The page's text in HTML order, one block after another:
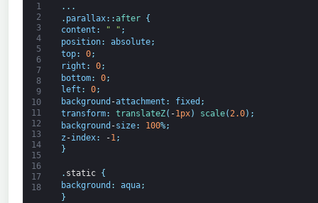
1
2
3
4
5
6
7
8
9
10
11
12
13
14
15
16
17
18
. . .
. parallax: :after
{
content : " " ;
position: absolute;
top: 0;
right : 0;
bottom: 0;
left : 0;
background -attachment : fixed ;
transform: translateZ( -1px) scale(2.0) ;
background -size: 100%;
z -index: -1 ;
}
. static
{
background : aqua;
}